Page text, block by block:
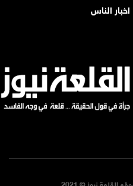
اخبار الناس
نيوز © 2021